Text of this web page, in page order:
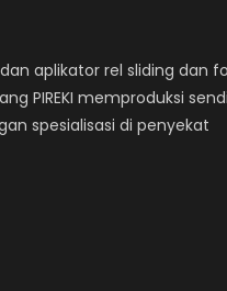
dan aplikator rel sliding dan
PIREKI memproduksi
spesialisasi di penyekat